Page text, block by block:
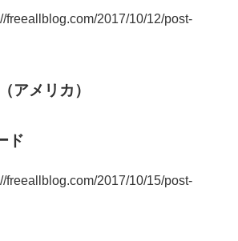
freeallblog.com/2017/10/12/post-
アメリカ）
ド
freeallblog.com/2017/10/15/post-